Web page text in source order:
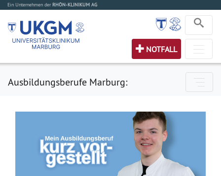
Ein Unternehmen der RHÖN-KLINIKUM AG
NOTFALL
Ausbildungsberufe Marburg: